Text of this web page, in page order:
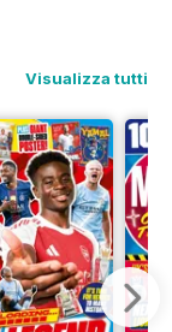
Visualizza tutti